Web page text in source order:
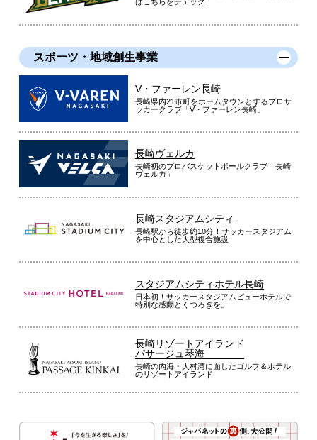
スポーツ・地域創生事業
V・ファーレン長崎
長崎県内21市町をホームタウンとするプロサ
ッカークラブ「V・ファーレン長崎」
長崎ヴェルカ
長崎初のプロバスケットボールクラブ「長崎
ヴェルカ」
長崎スタジアムシティ
長崎駅から徒歩約10分！サッカースタジアム
を中心とした大型複合施設
スタジアムシティホテル長崎
日本初！サッカースタジアムビューホテルで
特別な感動とくつろぎを。
長崎リゾートアイランド
パサージュ琴海
長崎の内海・大村湾に面したゴルフ＆ホテル
のリゾートアイランド